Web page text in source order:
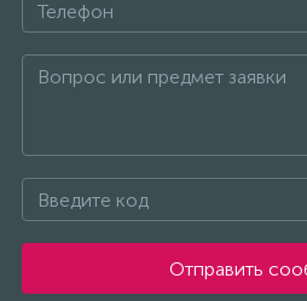
Отправить